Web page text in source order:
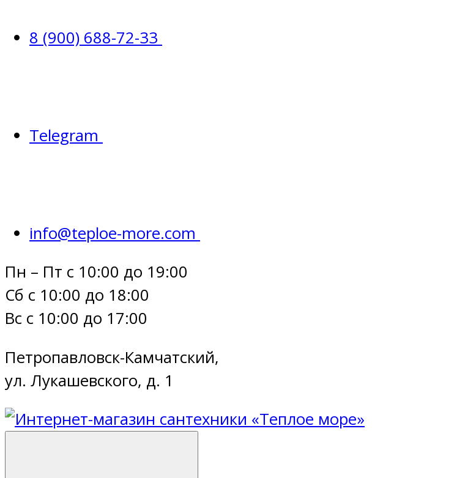
8 (900) 688-72-33
Telegram
info@teploe-more.com
Пн – Пт с 10:00 до 19:00
Сб с 10:00 до 18:00
Вс с 10:00 до 17:00
Петропавловск-Камчатский,
ул. Лукашевского, д. 1